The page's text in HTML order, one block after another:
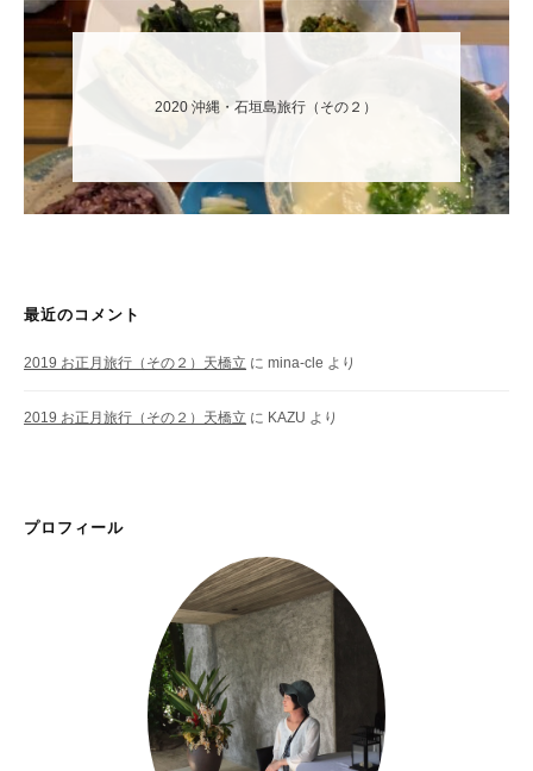
2020 沖縄・石垣島旅行（その２）
最近のコメント
2019 お正月旅行（その２）天橋立 に mina-cle より
2019 お正月旅行（その２）天橋立 に KAZU より
プロフィール